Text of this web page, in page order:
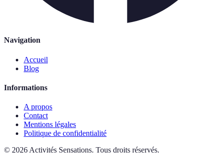
Navigation
Accueil
Blog
Informations
A propos
Contact
Mentions légales
Politique de confidentialité
© 2026 Activités Sensations. Tous droits réservés.